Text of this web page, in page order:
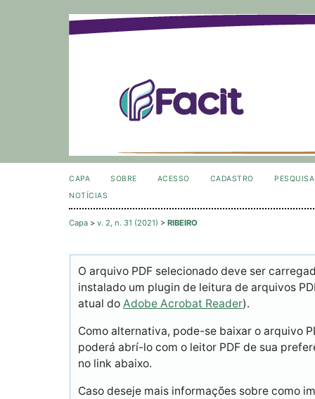
CAPA SOBRE ACESSO CADASTRO
PESQUISA
NOTÍCIAS
Capa > v. 2, n. 31 (2021) > RIBEIRO
O arquivo PDF selecionado deve ser
instalado um plugin de leitura de arquivos
atual do Adobe Acrobat Reader).
Como alternativa, pode-se baixar o arquivo
poderá abrí-lo com o leitor PDF de sua
no link abaixo.
Caso deseje mais informações sobre como